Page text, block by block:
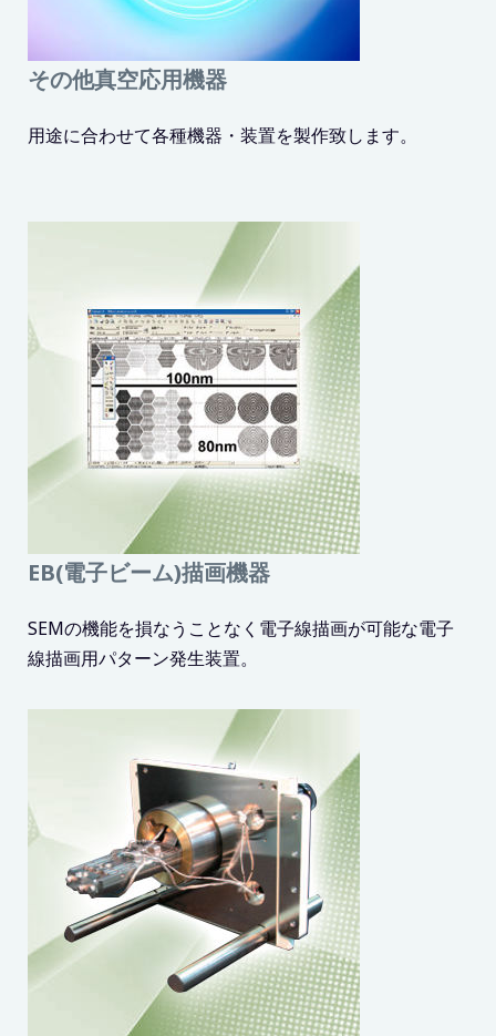
その他真空応用機器
用途に合わせて各種機器・装置を製作致します。
EB(電子ビーム)描画機器
SEMの機能を損なうことなく電子線描画が可能な電子
線描画用パターン発生装置。